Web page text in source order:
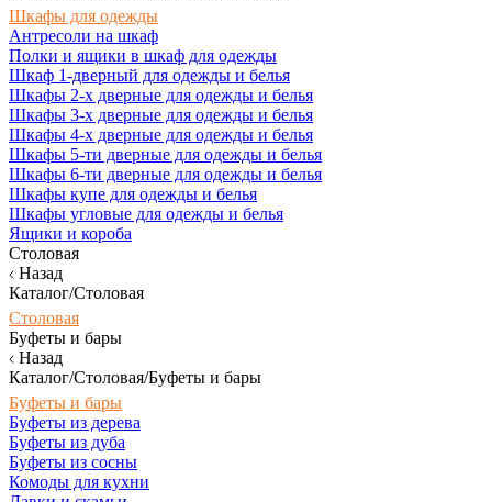
Шкафы для одежды
Антресоли на шкаф
Полки и ящики в шкаф для одежды
Шкаф 1-дверный для одежды и белья
Шкафы 2-х дверные для одежды и белья
Шкафы 3-х дверные для одежды и белья
Шкафы 4-х дверные для одежды и белья
Шкафы 5-ти дверные для одежды и белья
Шкафы 6-ти дверные для одежды и белья
Шкафы купе для одежды и белья
Шкафы угловые для одежды и белья
Ящики и короба
Столовая
Назад
Каталог/Столовая
Столовая
Буфеты и бары
Назад
Каталог/Столовая/Буфеты и бары
Буфеты и бары
Буфеты из дерева
Буфеты из дуба
Буфеты из сосны
Комоды для кухни